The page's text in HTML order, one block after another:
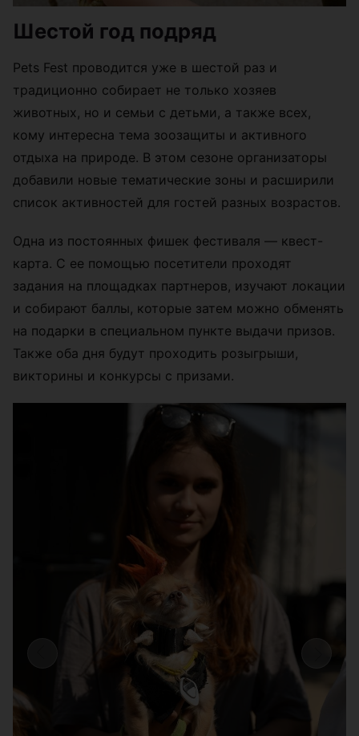
Шестой год подряд
Pets Fest проводится уже в шестой раз и
традиционно собирает не только хозяев
животных, но и семьи с детьми, а также всех,
кому интересна тема зоозащиты и активного
отдыха на природе. В этом сезоне организаторы
добавили новые тематические зоны и расширили
список активностей для гостей разных возрастов.
Одна из постоянных фишек фестиваля — квест-
карта. С ее помощью посетители проходят
задания на площадках партнеров, изучают локации
и собирают баллы, которые затем можно обменять
на подарки в специальном пункте выдачи призов.
Также оба дня будут проходить розыгрыши,
викторины и конкурсы с призами.